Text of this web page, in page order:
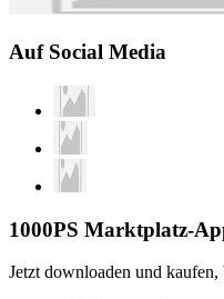
Auf Social Media
1000PS Marktplatz-
Jetzt downloaden und